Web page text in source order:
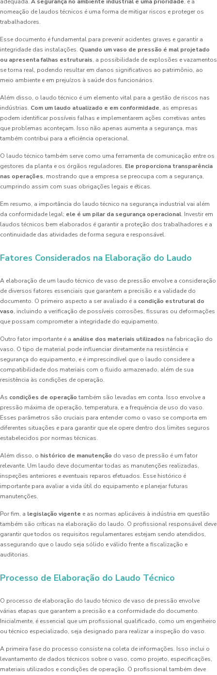
nomeação de laudos técnicos é uma forma de mitigar riscos e proteger os
trabalhadores.
Esse documento é fundamental para prevenir acidentes graves e garantir a
integridade das instalações. Quando um vaso de pressão é mal projetado
ou apresenta falhas estruturais, a possibilidade de explosões e vazamentos
se torna real, podendo resultar em danos significativos ao patrimônio, ao
meio ambiente e em prejuízos à saúde dos funcionários.
Além disso, o laudo técnico é um elemento vital para a gestão de riscos nas
indústrias. Com um laudo atualizado e em conformidade, as empresas
podem identificar possíveis falhas e implementarem ações corretivas antes
que problemas aconteçam. Isso não apenas aumenta a segurança, mas
também contribui para a eficiência operacional.
O laudo técnico também serve como uma ferramenta de comunicação entre os
gestores da planta e os órgãos reguladores. Ele proporciona transparência
nas operações, mostrando que a empresa se preocupa com a segurança,
cumprindo assim com suas obrigações legais e éticas.
Em resumo, a importância do laudo técnico na segurança industrial vai além
da conformidade legal; ele é um pilar da segurança operacional. Investir em
laudos técnicos bem elaborados é garantir a proteção dos trabalhadores e a
continuidade das atividades de forma segura e responsável.
Fatores Considerados na Elaboração do Laudo
A elaboração de um laudo técnico de vaso de pressão envolve a consideração
de diversos fatores essenciais que garantem a precisão e a validade do
documento. O primeiro aspecto a ser avaliado é a condição estrutural do
vaso, incluindo a verificação de possíveis corrosões, fissuras ou deformações
que possam comprometer a integridade do equipamento.
Outro fator importante é a análise dos materiais utilizados na fabricação do
vaso. O tipo de material pode influenciar diretamente na resistência e
segurança do equipamento, e é imprescindível que o laudo considere a
compatibilidade dos materiais com o fluido armazenado, além de sua
resistência às condições de operação.
As condições de operação também são levadas em conta. Isso envolve a
pressão máxima de operação, temperatura, e a frequência de uso do vaso.
Esses parâmetros são cruciais para entender como o vaso se comporta em
diferentes situações e para garantir que ele opere dentro dos limites seguros
estabelecidos por normas técnicas.
Além disso, o histórico de manutenção do vaso de pressão é um fator
relevante. Um laudo deve documentar todas as manutenções realizadas,
inspeções anteriores e eventuais reparos efetuados. Esse histórico é
importante para avaliar a vida útil do equipamento e planejar futuras
manutenções.
Por fim, a legislação vigente e as normas aplicáveis à indústria em questão
também são críticas na elaboração do laudo. O profissional responsável deve
garantir que todos os requisitos regulamentares estejam sendo atendidos,
assegurando que o laudo seja sólido e válido frente a fiscalização e
auditorias.
Processo de Elaboração do Laudo Técnico
O processo de elaboração do laudo técnico de vaso de pressão envolve
várias etapas que garantem a precisão e a conformidade do documento.
Inicialmente, é essencial que um profissional qualificado, como um engenheiro
ou técnico especializado, seja designado para realizar a inspeção do vaso.
A primeira fase do processo consiste na coleta de informações. Isso inclui o
levantamento de dados técnicos sobre o vaso, como projeto, especificações,
materiais utilizados e condições de operação. O profissional também deve